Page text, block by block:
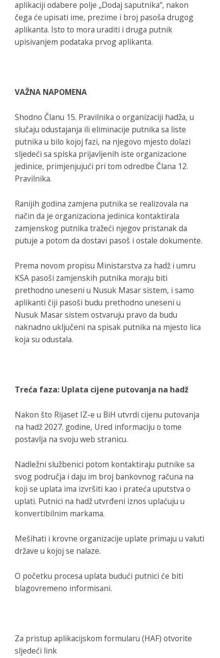
aplikaciji odabere polje „Dodaj saputnika“, nakon
čega će upisati ime, prezime i broj pasoša drugog
aplikanta. Isto to mora uraditi i druga putnik
upisivanjem podataka prvog aplikanta.
VAŽNA NAPOMENA
Shodno Članu 15. Pravilnika o organizaciji hadža, u
slučaju odustajanja ili eliminacije putnika sa liste
putnika u bilo kojoj fazi, na njegovo mjesto dolazi
sljedeći sa spiska prijavljenih iste organizacione
jedinice, primjenjujući pri tom odredbe Člana 12.
Pravilnika.
Ranijih godina zamjena putnika se realizovala na
način da je organizaciona jedinica kontaktirala
zamjenskog putnika tražeći njegov pristanak da
putuje a potom da dostavi pasoš i ostale dokumente.
Prema novom propisu Ministarstva za hadž i umru
KSA pasoši zamjenskih putnika moraju biti
prethodno uneseni u Nusuk Masar sistem, i samo
aplikanti čiji pasoši budu prethodno uneseni u
Nusuk Masar sistem ostvaruju pravo da budu
naknadno uključeni na spisak putnika na mjesto lica
koja su odustala.
Treća faza: Uplata cijene putovanja na hadž
Nakon što Rijaset IZ-e u BiH utvrdi cijenu putovanja
na hadž 2027. godine, Ured informaciju o tome
postavlja na svoju web stranicu.
Nadležni službenici potom kontaktiraju putnike sa
svog područja i daju im broj bankovnog računa na
koji se uplata ima izvršiti kao i prateća uputstva o
uplati. Putnici na hadž utvrđeni iznos uplaćuju u
konvertibilnim markama.
Mešihati i krovne organizacije uplate primaju u valuti
države u kojoj se nalaze.
O početku procesa uplata budući putnici će biti
blagovremeno informisani.
Za pristup aplikacijskom formularu (HAF) otvorite
sljedeći link